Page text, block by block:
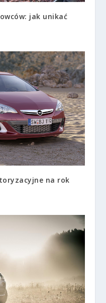
jak unikać
na rok